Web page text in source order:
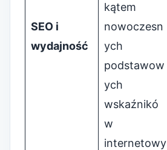
SEO i
wydajność
kątem
nowoczesn
ych
podstawow
ych
wskaźnikó
w
internetowy